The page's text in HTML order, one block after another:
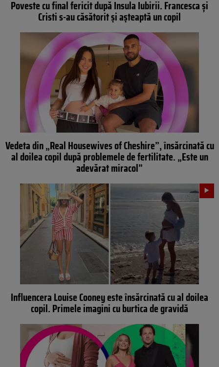
Poveste cu final fericit după Insula Iubirii. Francesca și
Cristi s-au căsătorit și așteaptă un copil
Vedeta din „Real Housewives of Cheshire”, însărcinată cu
al doilea copil după problemele de fertilitate. „Este un
adevărat miracol”
Influencera Louise Cooney este însărcinată cu al doilea
copil. Primele imagini cu burtica de gravidă